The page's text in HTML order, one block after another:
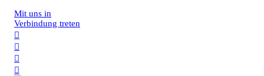
Mit uns in
Verbindung treten



